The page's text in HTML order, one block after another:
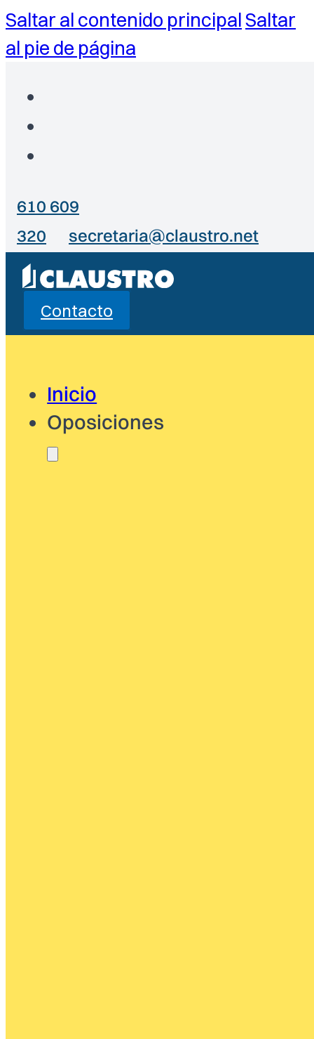
Saltar al contenido principalSaltar
al pie de página
610 609
320
secretaria@claustro.net
Contacto
Inicio
Oposiciones